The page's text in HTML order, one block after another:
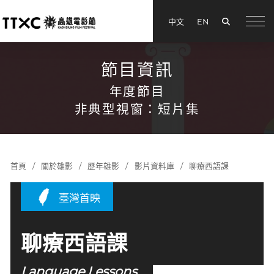
中文 EN
節目資訊
年度節目
非典型視窗：短片集
首頁 關於雄影 歷年雄影 影片資料庫 聊療西語課
臺灣首映
聊療西語課